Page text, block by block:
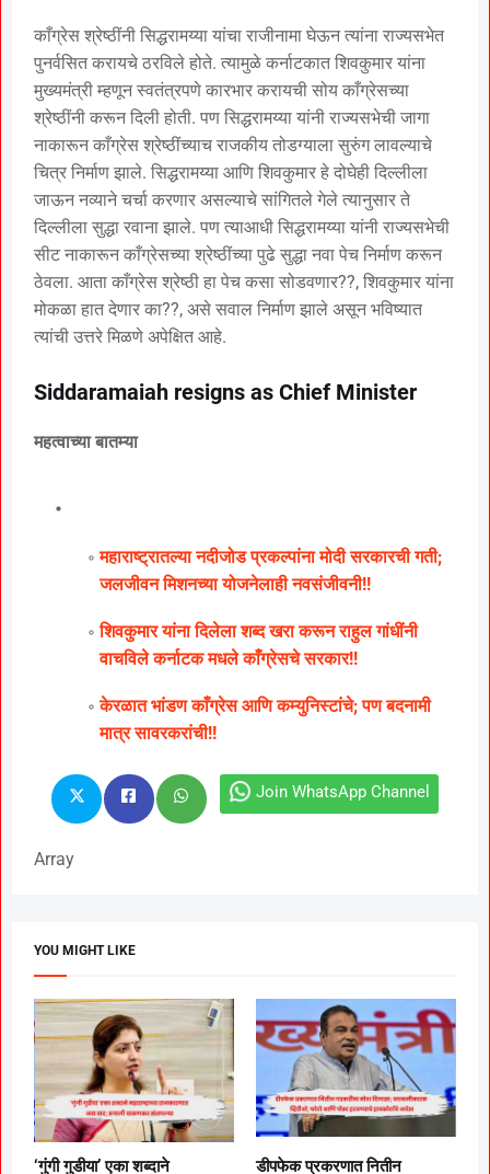
काँग्रेस श्रेष्ठींनी सिद्धरामय्या यांचा राजीनामा घेऊन त्यांना राज्यसभेत
पुनर्वसित करायचे ठरविले होते. त्यामुळे कर्नाटकात शिवकुमार यांना
मुख्यमंत्री म्हणून स्वतंत्रपणे कारभार करायची सोय काँग्रेसच्या
श्रेष्ठींनी करून दिली होती. पण सिद्धरामय्या यांनी राज्यसभेची जागा
नाकारून काँग्रेस श्रेष्ठींच्याच राजकीय तोडग्याला सुरुंग लावल्याचे
चित्र निर्माण झाले. सिद्धरामय्या आणि शिवकुमार हे दोघेही दिल्लीला
जाऊन नव्याने चर्चा करणार असल्याचे सांगितले गेले त्यानुसार ते
दिल्लीला सुद्धा रवाना झाले. पण त्याआधी सिद्धरामय्या यांनी राज्यसभेची
सीट नाकारून काँग्रेसच्या श्रेष्ठींच्या पुढे सुद्धा नवा पेच निर्माण करून
ठेवला. आता काँग्रेस श्रेष्ठी हा पेच कसा सोडवणार??, शिवकुमार यांना
मोकळा हात देणार का??, असे सवाल निर्माण झाले असून भविष्यात
त्यांची उत्तरे मिळणे अपेक्षित आहे.
Siddaramaiah resigns as Chief Minister
महत्वाच्या बातम्या
महाराष्ट्रातल्या नदीजोड प्रकल्पांना मोदी सरकारची गती;
जलजीवन मिशनच्या योजनेलाही नवसंजीवनी!!
शिवकुमार यांना दिलेला शब्द खरा करून राहुल गांधींनी
वाचविले कर्नाटक मधले काँग्रेसचे सरकार!!
केरळात भांडण काँग्रेस आणि कम्युनिस्टांचे; पण बदनामी
मात्र सावरकरांची!!
Join WhatsApp Channel
Array
YOU MIGHT LIKE
‘गुंगी गुडीया’ एका शब्दाने डीपफेक प्रकरणात नितीन